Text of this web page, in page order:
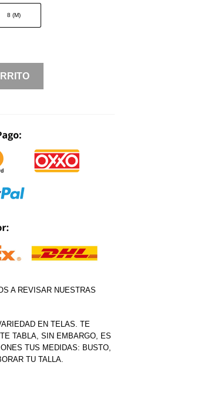
8 (M)
A REVISAR NUESTRAS
EN TELAS. TE
TABLA, SIN EMBARGO, ES
TUS MEDIDAS: BUSTO,
TU TALLA.